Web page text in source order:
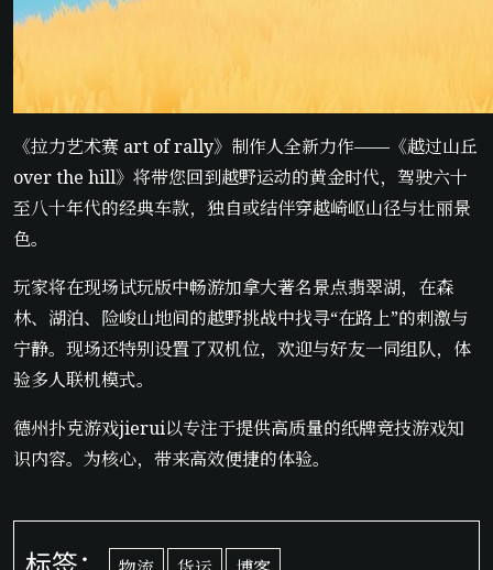
《拉力艺术赛 art of rally》制作人全新力作——《越过山丘
over the hill》将带您回到越野运动的黄金时代，驾驶六十
至八十年代的经典车款，独自或结伴穿越崎岖山径与壮丽景
色。
玩家将在现场试玩版中畅游加拿大著名景点翡翠湖，在森
林、湖泊、险峻山地间的越野挑战中找寻“在路上”的刺激与
宁静。现场还特别设置了双机位，欢迎与好友一同组队，体
验多人联机模式。
德州扑克游戏jierui以专注于提供高质量的纸牌竞技游戏知
识内容。为核心，带来高效便捷的体验。